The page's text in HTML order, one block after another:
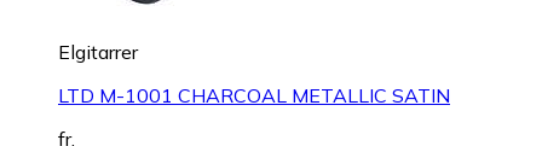
Elgitarrer
LTD M-1001 CHARCOAL METALLIC SATIN
fr.